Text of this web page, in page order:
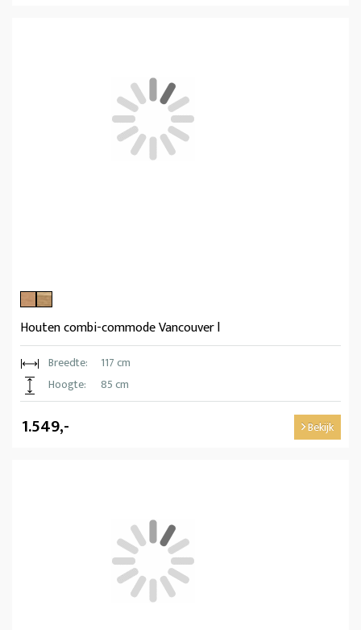
Houten combi-commode Vancouver l
Breedte:
117 cm
Hoogte:
85 cm
1.549,- Bekijk